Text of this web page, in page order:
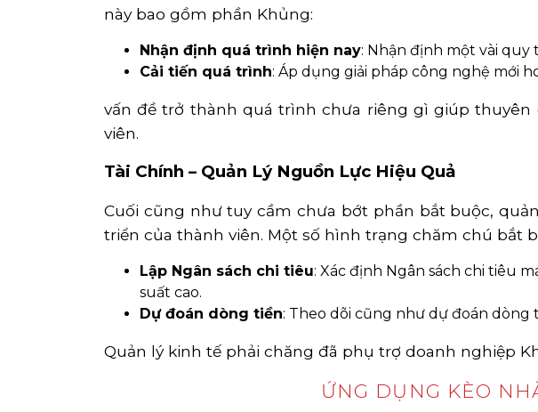
này bao gồm phần Khủng:
Nhận định quá trình hiện nay: Nhận định một vài
Cải tiến quá trình: Áp dụng giải pháp công nghệ mới
vấn đề trở thành quá trình chưa riêng gì giúp
viên.
Tài Chính – Quản Lý Nguồn Lực Hiệu Quả
Cuối cũng như tuy cầm chưa bớt phần bắt buộc,
triển của thành viên. Một số hình trạng chăm chú bắt
Lập Ngân sách chi tiêu: Xác định Ngân sách chi tiêu
suất cao.
Dự đoán dòng tiền: Theo dõi cũng như dự đoán
Quản lý kinh tế phải chăng đã phụ trợ doanh nghiệp
ỨNG DỤNG KÈO